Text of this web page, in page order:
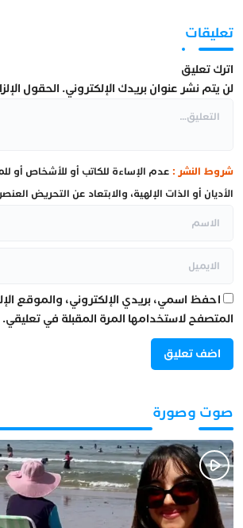
تعليقات
اترك تعليق
لن يتم نشر عنوان بريدك الإلكتروني. الحقول
شروط النشر : عدم الإساءة للكاتب أو للأشخاص أو
الأديان أو الذات الإلهية، والابتعاد عن التحريض
احفظ اسمي، بريدي الإلكتروني، والموقع
المتصفح لاستخدامها المرة المقبلة في تعليقي.
صوت وصورة